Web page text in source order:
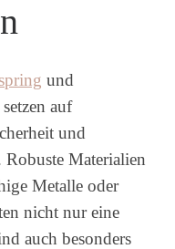
und
setzen auf
und
Materialien
Metalle oder
nicht nur eine
auch besonders